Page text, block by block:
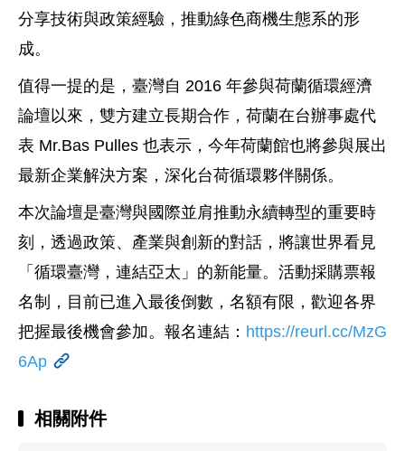
分享技術與政策經驗，推動綠色商機生態系的形
成。
值得一提的是，臺灣自 2016 年參與荷蘭循環經濟
論壇以來，雙方建立長期合作，荷蘭在台辦事處代
表 Mr.Bas Pulles 也表示，今年荷蘭館也將參與展出
最新企業解決方案，深化台荷循環夥伴關係。
本次論壇是臺灣與國際並肩推動永續轉型的重要時
刻，透過政策、產業與創新的對話，將讓世界看見
「循環臺灣，連結亞太」的新能量。活動採購票報
名制，目前已進入最後倒數，名額有限，歡迎各界
把握最後機會參加。報名連結： https://reurl.cc/MzG
6Ap
相關附件